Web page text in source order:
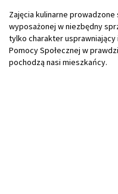
Zajęcia kulinarne
wyposażonej w niezbędny
tylko charakter usprawniający
Pomocy Społecznej w
pochodzą nasi mieszkańcy.